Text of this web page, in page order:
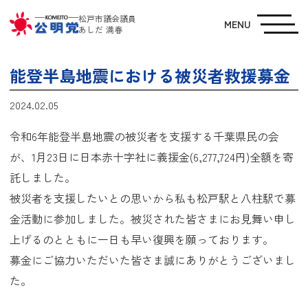
松戸市議会議員
あしだ 満春
MENU
能登半島地震における被災者救援募金
2024.02.05
令和6年能登半島地震の被災者を支援する千葉県民の会
が、1月23日に日本赤十字社に義援金(6,277,724円)全額を寄
託しました。
被災者を支援したいとの思いから私も松戸駅と八柱駅で募
金活動に参加しました。被災された皆さまにお見舞い申し
上げるのとともに一日も早い復興を願っております。
募金にご協力いただいた皆さま誠にありがとうございまし
た。